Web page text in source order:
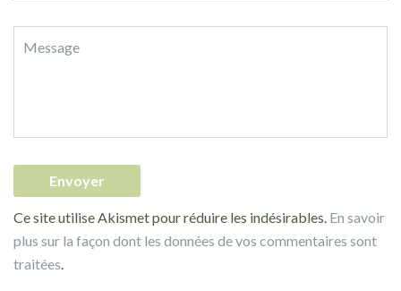
Ce site utilise Akismet pour réduire les indésirables. En savoir
plus sur la façon dont les données de vos commentaires sont
traitées